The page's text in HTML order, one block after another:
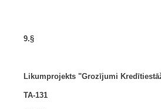
9.§
Likumprojekts "Grozījumi
TA-131